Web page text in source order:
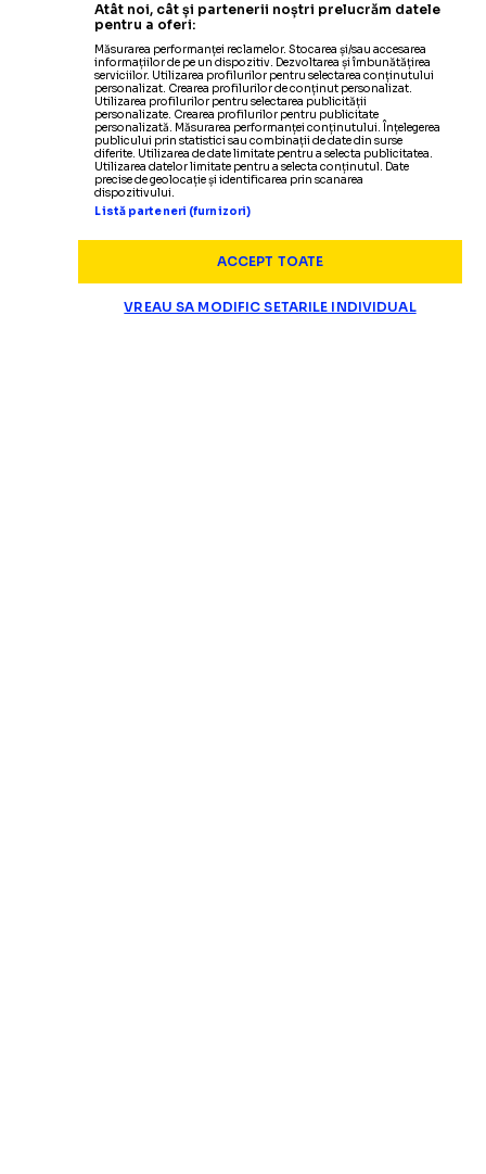
Atât noi, cât și partenerii noștri prelucrăm datele
pentru a oferi:
Măsurarea performanței reclamelor. Stocarea și/sau accesarea
informațiilor de pe un dispozitiv. Dezvoltarea și îmbunătățirea
serviciilor. Utilizarea profilurilor pentru selectarea conținutului
personalizat. Crearea profilurilor de conținut personalizat.
Utilizarea profilurilor pentru selectarea publicității
personalizate. Crearea profilurilor pentru publicitate
personalizată. Măsurarea performanței conținutului. Înțelegerea
publicului prin statistici sau combinații de date din surse
diferite. Utilizarea de date limitate pentru a selecta publicitatea.
Utilizarea datelor limitate pentru a selecta conținutul. Date
precise de geolocație și identificarea prin scanarea
dispozitivului.
Listă parteneri (furnizori)
ACCEPT TOATE
VREAU SA MODIFIC SETARILE INDIVIDUAL